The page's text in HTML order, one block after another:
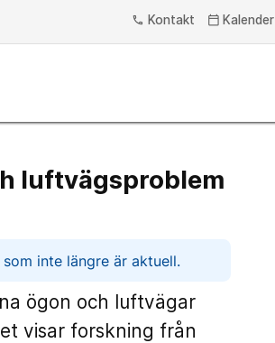
phone Kontakt calendar_today Kalender
luftvägsproblem
inte längre är aktuell.
ögon och luftvägar
visar forskning från